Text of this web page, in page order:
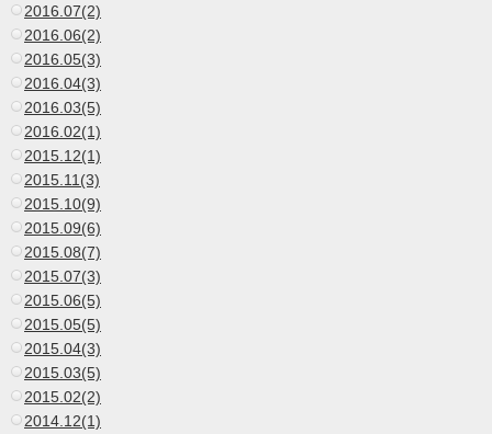
2016.07(2)
2016.06(2)
2016.05(3)
2016.04(3)
2016.03(5)
2016.02(1)
2015.12(1)
2015.11(3)
2015.10(9)
2015.09(6)
2015.08(7)
2015.07(3)
2015.06(5)
2015.05(5)
2015.04(3)
2015.03(5)
2015.02(2)
2014.12(1)